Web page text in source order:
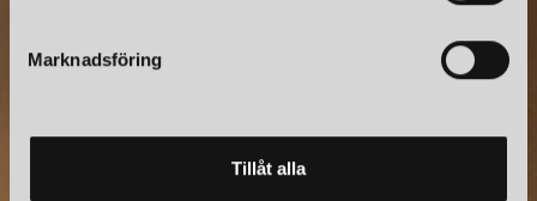
Marknadsföring
Tillåt alla